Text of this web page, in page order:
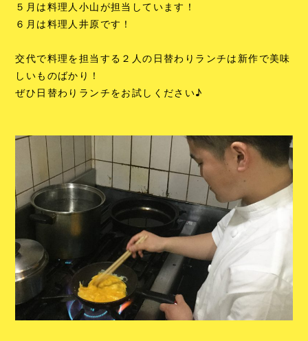
５月は料理人小山が担当しています！
６月は料理人井原です！
交代で料理を担当する２人の日替わりランチは新作で美味
しいものばかり！
ぜひ日替わりランチをお試しください♪